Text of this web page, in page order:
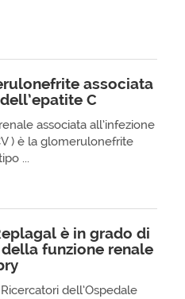
associata
C
associata all’infezione
) è la glomerulonefrite
...
è in grado di
funzione renale
dell’Ospedale